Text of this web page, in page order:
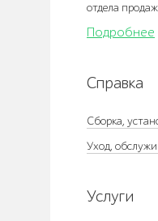
отдела
Подробнее
Справка
Сборка,
Уход,
Услуги